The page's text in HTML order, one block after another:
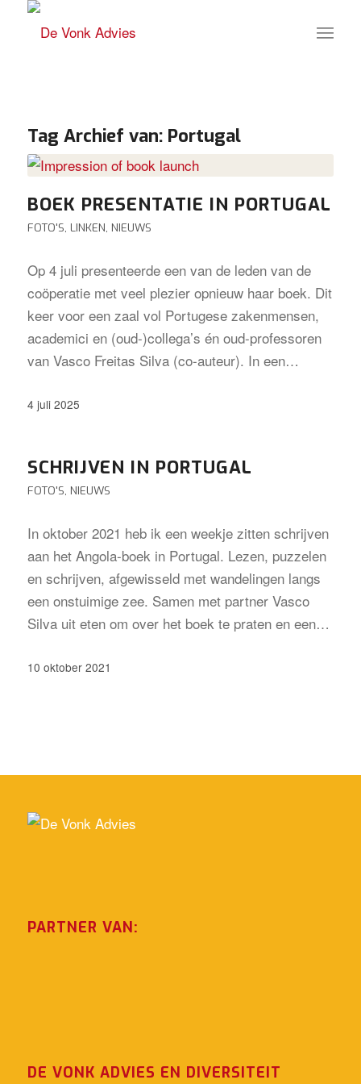
Tag Archief van: Portugal
BOEK PRESENTATIE IN PORTUGAL
FOTO'S, LINKEN, NIEUWS
Op 4 juli presenteerde een van de leden van de
coöperatie met veel plezier opnieuw haar boek. Dit
keer voor een zaal vol Portugese zakenmensen,
academici en (oud-)collega’s én oud-professoren
van Vasco Freitas Silva (co-auteur). In een…
4 juli 2025
SCHRIJVEN IN PORTUGAL
FOTO'S, NIEUWS
In oktober 2021 heb ik een weekje zitten schrijven
aan het Angola-boek in Portugal. Lezen, puzzelen
en schrijven, afgewisseld met wandelingen langs
een onstuimige zee. Samen met partner Vasco
Silva uit eten om over het boek te praten en een…
10 oktober 2021
PARTNER VAN:
DE VONK ADVIES EN DIVERSITEIT